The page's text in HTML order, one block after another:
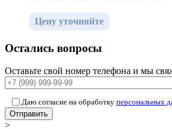
Цену уточняйте
Остались вопросы
Оставьте свой номер телефона и мы
Даю согласие на обработку персональных
Отправить
>